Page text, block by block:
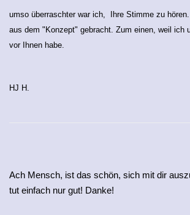
umso überraschter war ich, Ihre Stimme zu
aus dem "Konzept" gebracht. Zum einen, weil ich
vor Ihnen habe.
HJ H.
Ach Mensch, ist das schön, sich mit dir
tut einfach nur gut! Danke!